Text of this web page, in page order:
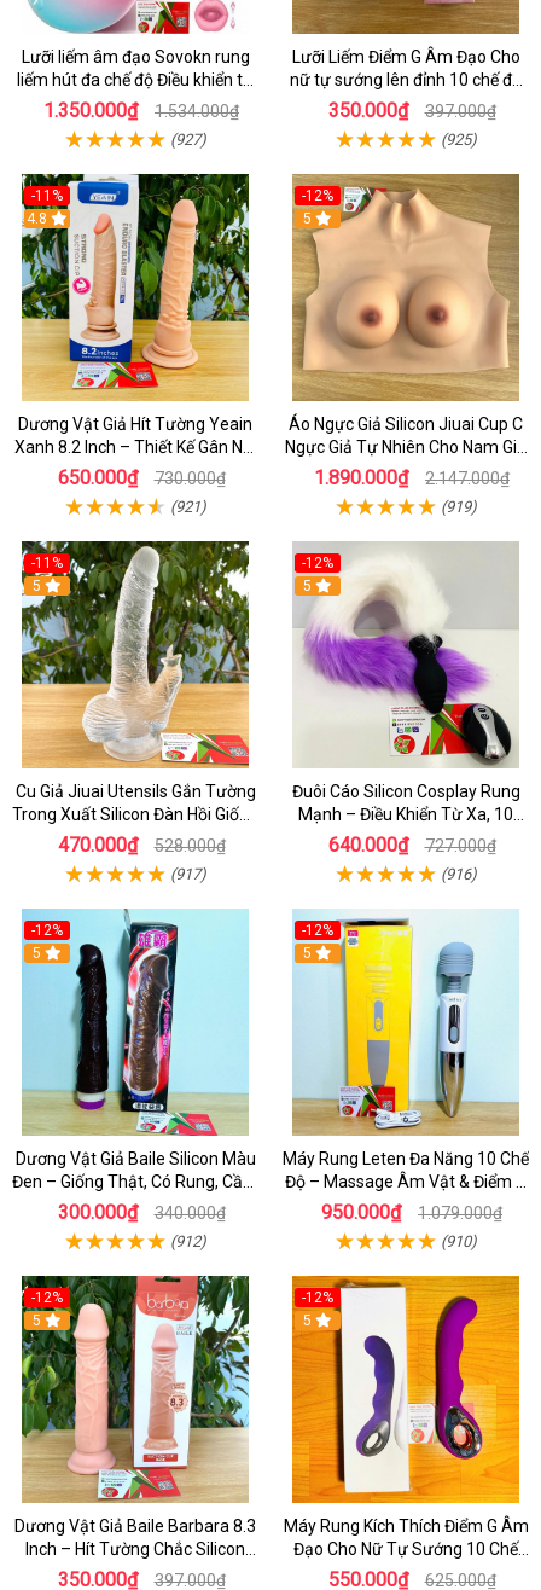
Lưỡi liếm âm đạo Sovokn rung
liếm hút đa chế độ Điều khiển từ
xa qua app
1.350.000₫ 1.534.000₫
(927)
Lưỡi Liếm Điểm G Âm Đạo Cho
nữ tự sướng lên đỉnh 10 chế độ
rung giá tốt
350.000₫ 397.000₫
(925)
-11%
4.8
Dương Vật Giả Hít Tường Yeain
Xanh 8.2 Inch – Thiết Kế Gân Nổi
Chân Thật
650.000₫ 730.000₫
(921)
-12%
5
Áo Ngực Giả Silicon Jiuai Cup C
Ngực Giả Tự Nhiên Cho Nam Giả
Gái, Drag Queen
1.890.000₫ 2.147.000₫
(919)
-11%
5
Cu Giả Jiuai Utensils Gắn Tường
Trong Xuất Silicon Đàn Hồi Giống
Thật
470.000₫ 528.000₫
(917)
-12%
5
Đuôi Cáo Silicon Cosplay Rung
Mạnh – Điều Khiển Từ Xa, 10
Chế Độ Cực Kích Thích
640.000₫ 727.000₫
(916)
-12%
5
Dương Vật Giả Baile Silicon Màu
Đen – Giống Thật, Có Rung, Cầm
Tay Giá Rẻ
300.000₫ 340.000₫
(912)
-12%
5
Máy Rung Leten Đa Năng 10 Chế
Độ – Massage Âm Vật & Điểm G
Cực Phê Cho Nữ
950.000₫ 1.079.000₫
(910)
-12%
5
Dương Vật Giả Baile Barbara 8.3
Inch – Hít Tường Chắc Silicon
Giống Thật Cực Phê Cho Nữ Giới
350.000₫ 397.000₫
-12%
5
Máy Rung Kích Thích Điểm G Âm
Đạo Cho Nữ Tự Sướng 10 Chế
Độ Rung
550.000₫ 625.000₫